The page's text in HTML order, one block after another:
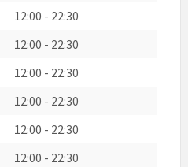
12:00 - 22:30
12:00 - 22:30
12:00 - 22:30
12:00 - 22:30
12:00 - 22:30
12:00 - 22:30